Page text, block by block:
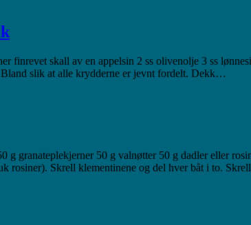
finrevet skall av en appelsin 2 ss olivenolje 3 ss
slik at alle krydderne er jevnt fordelt. Dekk…
g granateplekjerner 50 g valnøtter 50 g dadler eller
rosiner). Skrell klementinene og del hver båt i to.